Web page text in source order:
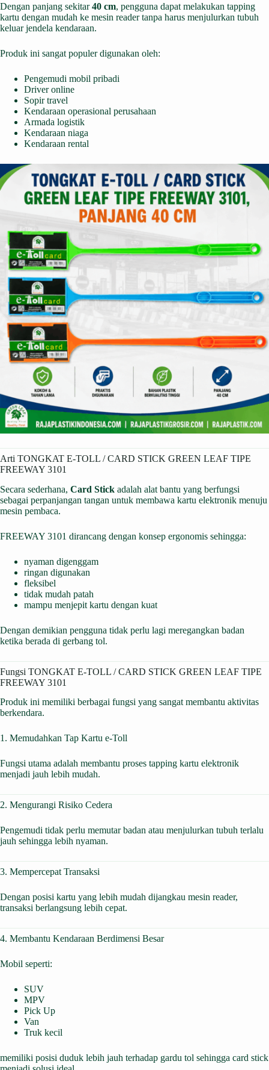
Dengan panjang sekitar40 cm, pengguna dapat melakukan tapping
kartu dengan mudah ke mesin reader tanpa harus menjulurkan tubuh
keluar jendela kendaraan.
Produk ini sangat populer digunakan oleh:
Pengemudi mobil pribadi
Driver online
Sopir travel
Kendaraan operasional perusahaan
Armada logistik
Kendaraan niaga
Kendaraan rental
Arti TONGKAT E-TOLL / CARD STICK GREEN LEAF TIPE
FREEWAY 3101
Secara sederhana, Card Stick adalah alat bantu yang berfungsi
sebagai perpanjangan tangan untuk membawa kartu elektronik menuju
mesin pembaca.
FREEWAY 3101 dirancang dengan konsep ergonomis sehingga:
nyaman digenggam
ringan digunakan
fleksibel
tidak mudah patah
mampu menjepit kartu dengan kuat
Dengan demikian pengguna tidak perlu lagi meregangkan badan
ketika berada di gerbang tol.
Fungsi TONGKAT E-TOLL / CARD STICK GREEN LEAF TIPE
FREEWAY 3101
Produk ini memiliki berbagai fungsi yang sangat membantu aktivitas
berkendara.
1. Memudahkan Tap Kartu e-Toll
Fungsi utama adalah membantu proses tapping kartu elektronik
menjadi jauh lebih mudah.
2. Mengurangi Risiko Cedera
Pengemudi tidak perlu memutar badan atau menjulurkan tubuh terlalu
jauh sehingga lebih nyaman.
3. Mempercepat Transaksi
Dengan posisi kartu yang lebih mudah dijangkau mesin reader,
transaksi berlangsung lebih cepat.
4. Membantu Kendaraan Berdimensi Besar
Mobil seperti:
SUV
MPV
Pick Up
Van
Truk kecil
memiliki posisi duduk lebih jauh terhadap gardu tol sehingga card stick